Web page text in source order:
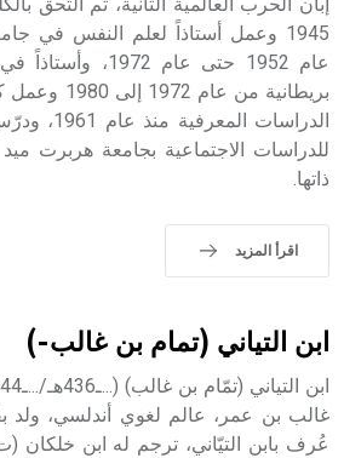
التاسع، وهم ينتسبون إلى أسرة أوسروين
1945 وعمل أستاذاً لعلم النفس في
عام 1952 حتى عام
بريطانية من
الدراسات
للدراسات الاجتماعية بجامعة هربرت
ذاتها.
اقرأ المزيد
ابن التياني (تمام بن غالب-)
غالب بن عمر، عالم لغوي أندلسي، ولد